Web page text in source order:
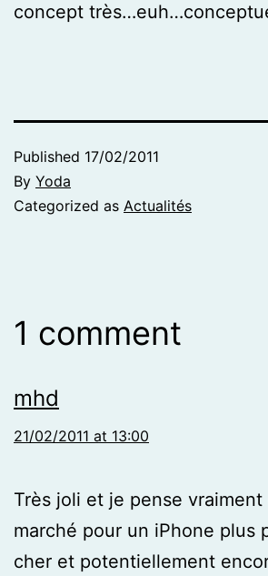
concept
Published 17/02/2011
By Yoda
Categorized as Actualités
1 comment
mhd
21/02/2011 at 13:00
Très joli et je pense vraiment
marché pour un iPhone plus
cher et potentiellement